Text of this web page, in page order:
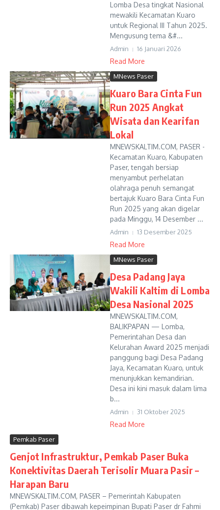
Lomba Desa tingkat Nasional
mewakili Kecamatan Kuaro
untuk Regional III Tahun 2025.
Mengusung tema &#...
Admin 16 Januari 2026
Read More
MNews Paser
Kuaro Bara Cinta Fun
Run 2025 Angkat
Wisata dan Kearifan
Lokal
MNEWSKALTIM.COM, PASER -
Kecamatan Kuaro, Kabupaten
Paser, tengah bersiap
menyambut perhelatan
olahraga penuh semangat
bertajuk Kuaro Bara Cinta Fun
Run 2025 yang akan digelar
pada Minggu, 14 Desember ...
Admin 13 Desember 2025
Read More
MNews Paser
Desa Padang Jaya
Wakili Kaltim di Lomba
Desa Nasional 2025
MNEWSKALTIM.COM,
BALIKPAPAN — Lomba,
Pemerintahan Desa dan
Kelurahan Award 2025 menjadi
panggung bagi Desa Padang
Jaya, Kecamatan Kuaro, untuk
menunjukkan kemandirian.
Desa ini kini masuk dalam lima
b...
Admin 31 Oktober 2025
Read More
Pemkab Paser
Genjot Infrastruktur, Pemkab Paser Buka
Konektivitas Daerah Terisolir Muara Pasir –
Harapan Baru
MNEWSKALTIM.COM, PASER – Pemerintah Kabupaten
(Pemkab) Paser dibawah kepeimpinan Bupati Paser dr Fahmi